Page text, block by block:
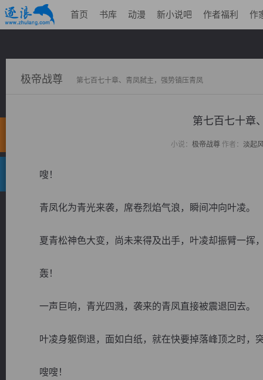
首页 书库 动漫 新小说吧 作者福利 作
极帝战尊 第七百七十章、青凤弑主，强势镇压青凤
第七百七十章
小说： 极帝战尊作者： 淡起
嗖！
青凤化为青光来袭，席卷烈焰气浪，瞬间冲向叶凌。
夏青松神色大变，尚未来得及出手，叶凌却振臂一挥
轰！
一声巨响，青光四溅，袭来的青凤直接被震退回去。
叶凌身躯倒退，面如白纸，就在快要掉落峰顶之时，
嗖嗖！